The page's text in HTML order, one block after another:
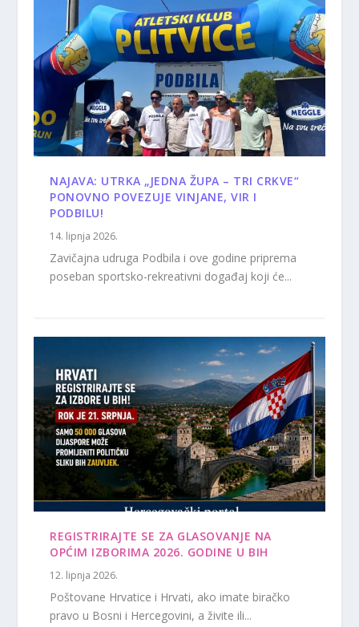
NAJAVA: UTRKA „JEDNA ŽUPA – TRI CRKVE“
PONOVNO POVEZUJE VINJANE, VIR I
PODBILU!
14. lipnja 2026.
Zavičajna udruga Podbila i ove godine priprema
poseban sportsko-rekreativni događaj koji će...
REGISTRIRAJTE SE ZA GLASOVANJE NA
OPĆIM IZBORIMA 2026. GODINE U BIH
12. lipnja 2026.
Poštovane Hrvatice i Hrvati, ako imate biračko
pravo u Bosni i Hercegovini, a živite ili...